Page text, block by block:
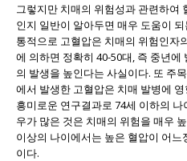
그렇지만 치매의 위험성과 관련하여
인지 일반이 알아두면 매우 도움이
통적으로 고혈압은 치매의 위험인자
에 의하면 정확히 40-50대, 즉 중년
의 발생을 높인다는 사실이다. 또 주
에서 발생한 고혈압은 치매 발병에
흥미로운 연구결과로 74세 이하의
우가 많은 것은 치매의 위험을 매우
이상의 나이에서는 높은 혈압이 어
이다.